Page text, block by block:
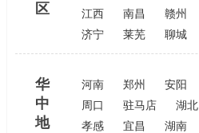
区
江西
南昌 赣州
济宁
莱芜 聊城
华
中
地
河南 郑州 安阳
周口
驻马店 湖北
孝感
宜昌 湖南